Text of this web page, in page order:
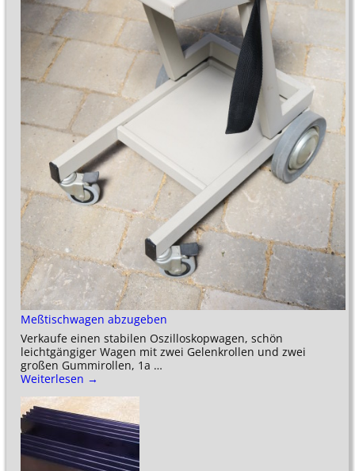
Meßtischwagen abzugeben
Verkaufe einen stabilen Oszilloskopwagen, schön
leichtgängiger Wagen mit zwei Gelenkrollen und zwei
großen Gummirollen, 1a …
Weiterlesen →